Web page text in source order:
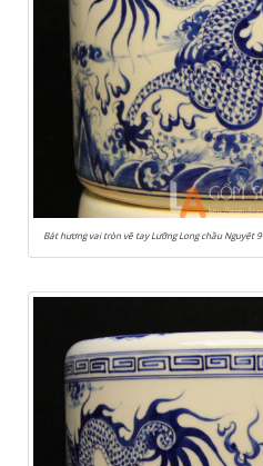
Bát hương vai tròn vẽ tay Lưỡng Long chầu Nguyệt 9